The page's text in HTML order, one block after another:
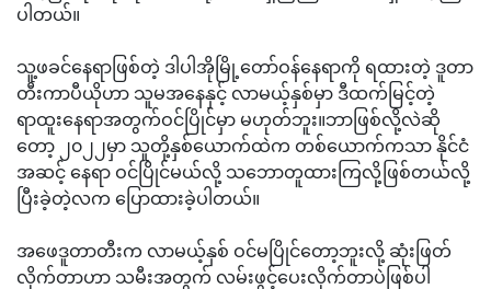
ပါတယ်။
သူ့ဖခင်နေရာဖြစ်တဲ့ ဒါပါအိုမြို့တော်ဝန်နေရာကို ရထားတဲ့ ဒူတာ
တီးကာပီယိုဟာ သူမအနေနှင့် လာမယ့်နှစ်မှာ ဒီထက်မြင့်တဲ့
ရာထူးနေရာအတွက်ဝင်ပြိုင်မှာ မဟုတ်ဘူး။ဘာဖြစ်လို့လဲဆို
တော့ ၂၀၂၂မှာ သူတို့နှစ်ယောက်ထဲက တစ်ယောက်ကသာ နိုင်ငံ
အဆင့် နေရာ ဝင်ပြိုင်မယ်လို့ သဘောတူထားကြလို့ဖြစ်တယ်လို့
ပြီးခဲ့တဲ့လက ပြောထားခဲ့ပါတယ်။
အဖေဒူတာတီးက လာမယ့်နှစ် ဝင်မပြိုင်တော့ဘူးလို့ ဆုံးဖြတ်
လိုက်တာဟာ သမီးအတွက် လမ်းဖွင့်ပေးလိုက်တာပဲဖြစ်ပါ